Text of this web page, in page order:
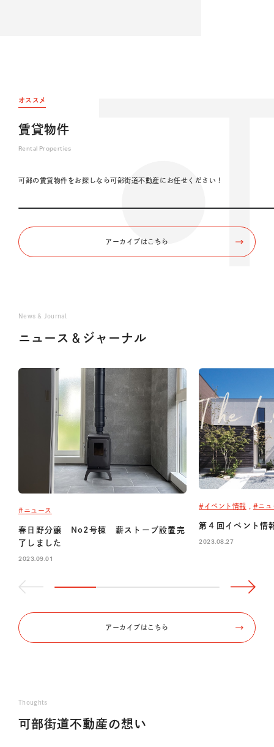
オススメ
賃貸物件
Rental Properties
可部の賃貸物件をお探しなら可部街道不動産にお任せください！
アーカイブはこちら
ニュース＆ジャーナル
News & Journal
#ニュース
春日野分譲 No2号棟 薪ストーブ設置完
了しました
2023.09.01
#イベント情報 #ニュ
第４回イベント情
2023.08.27
アーカイブはこちら
Thoughts
可部街道不動産の想い